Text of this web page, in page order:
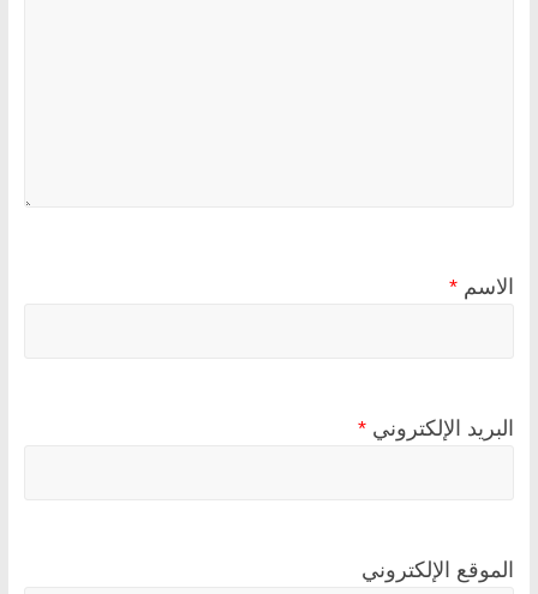
الاسم *
البريد الإلكتروني *
الموقع الإلكتروني